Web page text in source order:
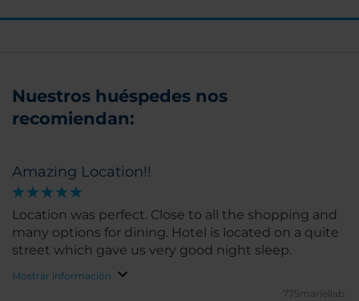
Nuestros huéspedes nos
recomiendan:
Amazing Location!!
Location was perfect. Close to all the shopping and
many options for dining. Hotel is located on a quite
street which gave us very good night sleep.
Mostrar información
775mariellab.